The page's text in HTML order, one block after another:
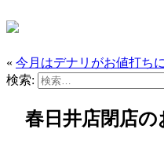
« 今月はデナリがお値打ちに
検索:
春日井店閉店の